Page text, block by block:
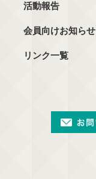
活動報告
会員向けお知らせ
リンク一覧